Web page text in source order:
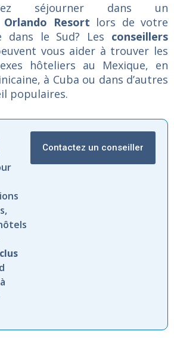
séjourner dans un
Resort lors de votre
dans le Sud? Les conseillers
vous aider à trouver les
hôteliers au Mexique, en
à Cuba ou dans d’autres
populaires.
à
Contactez un conseiller